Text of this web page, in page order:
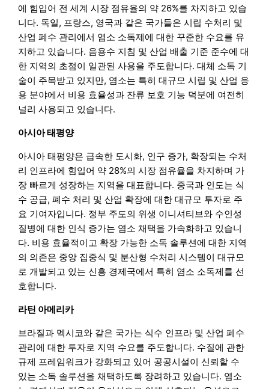
에 힘입어 전 세계 시장 점유율의 약 26%를 차지하고 있습
니다. 독일, 프랑스, 영국과 같은 국가들은 시립 수처리 및
산업 폐수 관리에서 염소 소독제에 대한 꾸준한 수요를 유
지하고 있습니다. 음용수 지침 및 산업 배출 기준 준수에 대
한 지역의 초점이 일관된 사용을 주도합니다. 대체 소독 기
술이 주목받고 있지만, 염소는 특히 대규모 시립 및 산업 응
용 분야에서 비용 효율성과 잔류 보호 기능 덕분에 여전히
널리 사용되고 있습니다.
아시아 태평양
아시아 태평양은 급속한 도시화, 인구 증가, 확장되는 수처
리 인프라에 힘입어 약 28%의 시장 점유율을 차지하며 가
장 빠르게 성장하는 지역을 대표합니다. 중국과 인도는 식
수 공급, 폐수 처리 및 산업 확장에 대한 대규모 투자로 주
요 기여자입니다. 정부 주도의 위생 이니셔티브와 수인성
질병에 대한 인식 증가는 염소 채택을 가속화하고 있습니
다. 비용 효율적이고 확장 가능한 소독 솔루션에 대한 지역
의 의존은 중앙 집중식 및 분산형 수처리 시스템이 대규모
로 개발되고 있는 신흥 경제국에서 특히 염소 소독제를 선
호합니다.
라틴 아메리카
브라질과 멕시코와 같은 국가는 식수 인프라 및 산업 폐수
관리에 대한 투자로 지역 수요를 주도합니다. 수질에 관한
규제 프레임워크가 강화되고 있어 공공시설이 신뢰할 수
있는 소독 솔루션을 채택하도록 장려하고 있습니다. 염소